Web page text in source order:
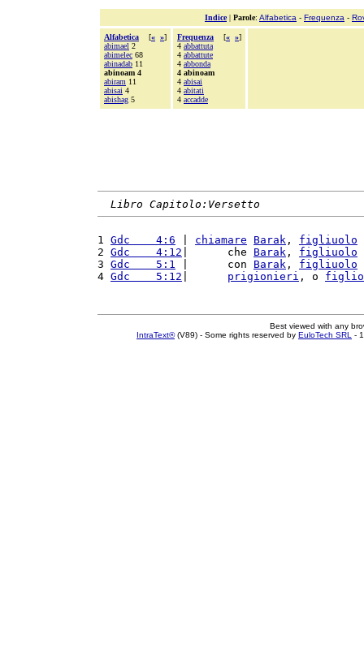
Indice| Parole: Alfabetica - Frequenza -
Alfabetica [« »]
abimael 2
abimelec 68
abinadab 11
abinoam 4
abiram 11
abisai 4
abishag 5
Frequenza [« »]
4 abbattuta
4 abbattute
4 abbonda
4 abinoam
4 abisai
4 abitati
4 accadde
Libro Capitolo:Versetto
1 Gdc    4:6 chiamare Barak , figliuolo
2 Gdc    4:12 |      che Barak , figliuolo
3 Gdc    5:1 |      con Barak , figliuolo
4 Gdc    5:12 prigionieri , o figlio
Best viewed with any
IntraText®(V89) - Some rights reserved by EuloTech SRL -